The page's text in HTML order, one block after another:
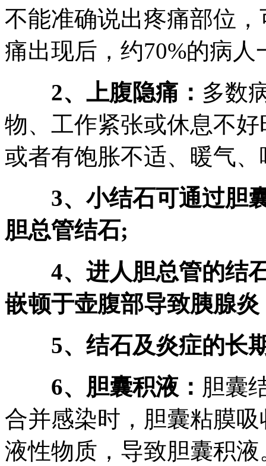
不能准确说出疼痛部位
痛出现后，约70%的病
2、上腹隐痛： 多数
物、工作紧张或休息不
或者有饱胀不适、暖气
3、小结石可通过胆囊
胆总管结石;
4、进人胆总管的结石
嵌顿于壶腹部导致胰腺
5、结石及炎症的长期
6、胆囊积液： 胆囊
合并感染时，胆囊粘膜
液性物质，导致胆囊积